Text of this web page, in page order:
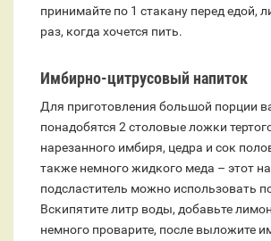
принимайте по 1 стакану перед едой,
раз, когда хочется пить.
Имбирно-цитрусовый напиток
Для приготовления большой порции
понадобятся 2 столовые ложки
нарезанного имбиря, цедра и сок
также немного жидкого меда – этот
подсластитель можно использовать
Вскипятите литр воды, добавьте
немного проварите, после выложите